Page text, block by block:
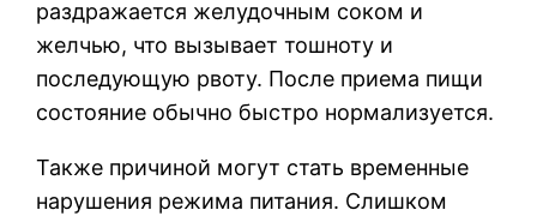
раздражается желудочным соком и
желчью, что вызывает тошноту и
последующую рвоту. После приема пищи
состояние обычно быстро нормализуется.
Также причиной могут стать временные
нарушения режима питания. Слишком